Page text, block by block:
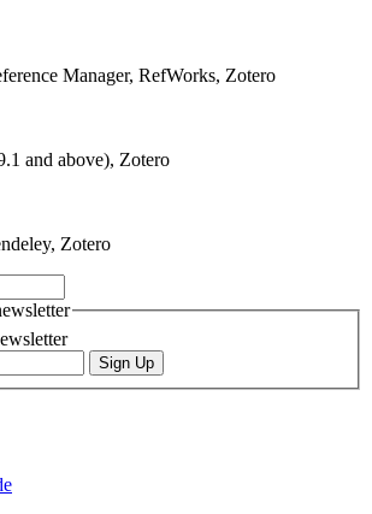
Manager, RefWorks, Zotero
and above), Zotero
Zotero